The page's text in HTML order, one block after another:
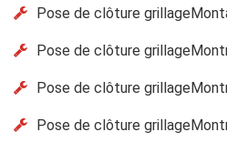
Pose de clôture
Pose de clôture
Pose de clôture
Pose de clôture